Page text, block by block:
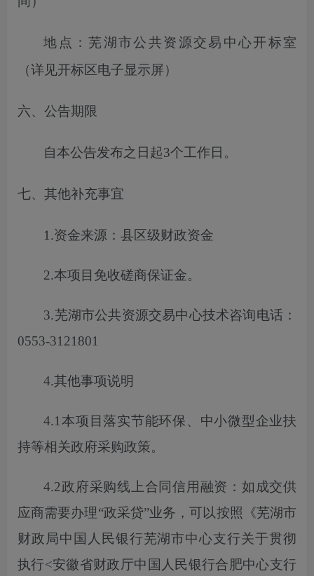
地点：芜湖市公共资源交易中心开标室
（详见开标区电子显示屏）
六、公告期限
自本公告发布之日起3个工作日。
七、其他补充事宜
1.资金来源 ：县区级财政资金
2.本项目免收磋商保证金。
3.芜湖市公共资源交易中心技术咨询电话：
0553-3121801
4.其他事项说明
4.1本项目落实节能环保、中小微型企业扶
持等相关政府采购政策。
4.2政府采购线上合同信用融资：如成交供
应商需要办理“政采贷”业务，可以按照《芜湖市
财政局中国人民银行芜湖市中心支行关于贯彻
执行<安徽省财政厅中国人民银行合肥中心支行